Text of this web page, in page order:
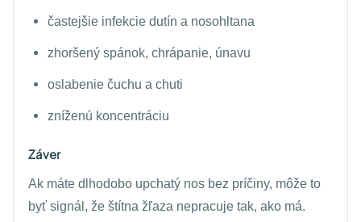
častejšie infekcie dutín a nosohltana
zhoršený spánok, chrápanie, únavu
oslabenie čuchu a chuti
zníženú koncentráciu
Záver
Ak máte dlhodobo upchatý nos bez príčiny, môže to
byť signál, že štítna žľaza nepracuje tak, ako má.